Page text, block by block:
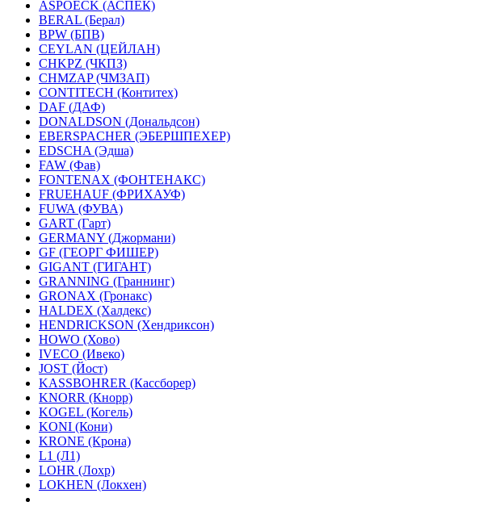
ASPOECK (АСПЕК)
BERAL (Берал)
BPW (БПВ)
CEYLAN (ЦЕЙЛАН)
CHKPZ (ЧКПЗ)
CHMZAP (ЧМЗАП)
CONTITECH (Контитех)
DAF (ДАФ)
DONALDSON (Дональдсон)
EBERSPACHER (ЭБЕРШПЕХЕР)
EDSCHA (Эдша)
FAW (Фав)
FONTENAX (ФОНТЕНАКС)
FRUEHAUF (ФРИХАУФ)
FUWA (ФУВА)
GART (Гарт)
GERMANY (Джормани)
GF (ГЕОРГ ФИШЕР)
GIGANT (ГИГАНТ)
GRANNING (Граннинг)
GRONAX (Гронакс)
HALDEX (Халдекс)
HENDRICKSON (Хендриксон)
HOWO (Хово)
IVECO (Ивеко)
JOST (Йост)
KASSBOHRER (Касcборер)
KNORR (Кнорр)
KOGEL (Когель)
KONI (Кони)
KRONE (Крона)
L1 (Л1)
LOHR (Лохр)
LOKHEN (Локхен)